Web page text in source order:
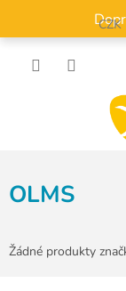
obsah
CZK
OLMS
Žádné produkty